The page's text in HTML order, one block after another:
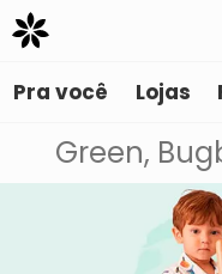
Pra você Lojas
Green,